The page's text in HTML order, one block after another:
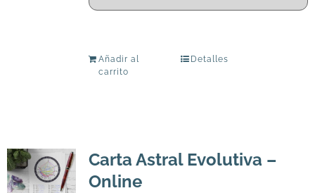
Añadir al
carrito
Detalles
Carta Astral Evolutiva –
Online